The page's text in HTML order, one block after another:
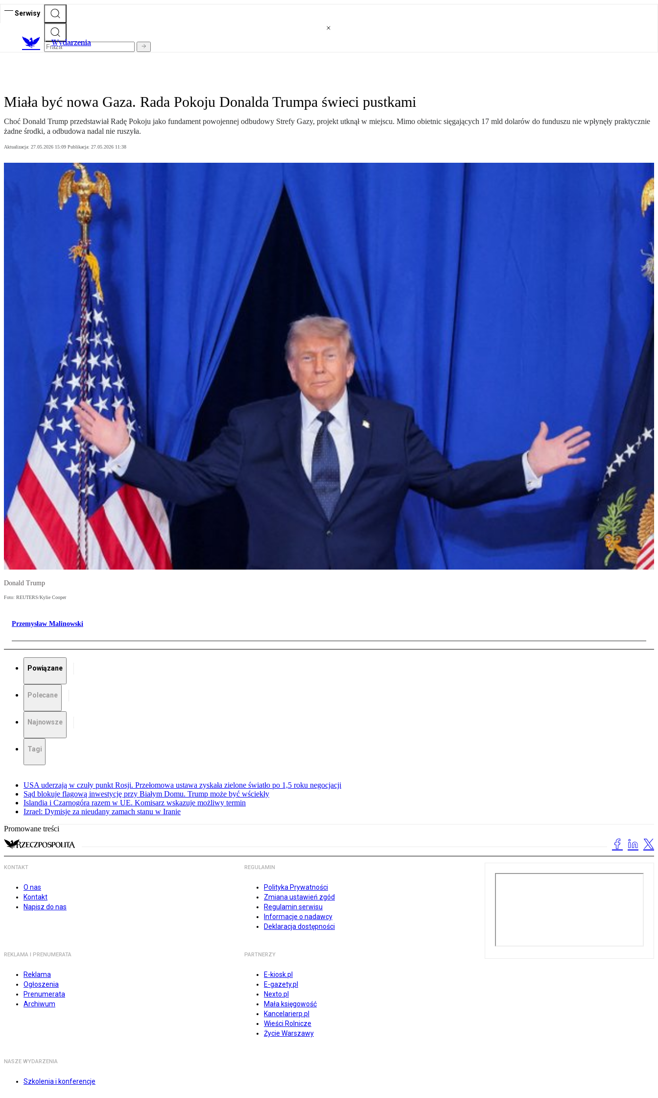
Serwisy
Wydarzenia
Miała być nowa Gaza. Rada Pokoju Donalda Trumpa świeci pustkami
Choć Donald Trump przedstawiał Radę Pokoju jako fundament powojennej odbudowy Strefy Gazy, projekt utknął w miejscu. Mimo obietnic sięgających 17 mld dolarów do funduszu nie wpłynęły praktycznie
żadne środki, a odbudowa nadal nie ruszyła.
Aktualizacja: 27.05.2026 15:09 Publikacja: 27.05.2026 11:38
Donald Trump
Foto: REUTERS/Kylie Cooper
Przemysław Malinowski
Powiązane
Polecane
Najnowsze
Tagi
USA uderzają w czuły punkt Rosji. Przełomowa ustawa zyskała zielone światło po 1,5 roku negocjacji
Sąd blokuje flagową inwestycję przy Białym Domu. Trump może być wściekły
Islandia i Czarnogóra razem w UE. Komisarz wskazuje możliwy termin
Izrael: Dymisje za nieudany zamach stanu w Iranie
Promowane treści
KONTAKT
O nas
Kontakt
Napisz do nas
REGULAMIN
Polityka Prywatności
Zmiana ustawień zgód
Regulamin serwisu
Informacje o nadawcy
Deklaracja dostępności
REKLAMA I PRENUMERATA
Reklama
Ogłoszenia
Prenumerata
Archiwum
PARTNERZY
E-kiosk.pl
E-gazety.pl
Nexto.pl
Mała księgowość
Kancelarierp.pl
Wieści Rolnicze
Życie Warszawy
NASZE WYDARZENIA
Szkolenia i konferencje